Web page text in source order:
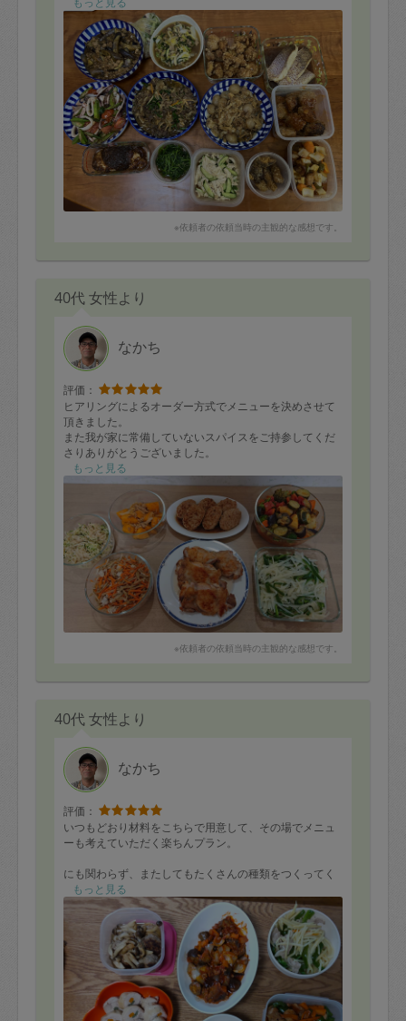
※依頼者の依頼当時の主観的な感想です。
40代 女性より
なかち
評価：
ヒアリングによるオーダー方式でメニューを決めさせて
頂きました。
また我が家に常備していないスパイスをご持参してくだ
さりありがとうございました。
どれもとても美味しいです。またよろしくお願いいたし
ます。
もっと見る
※依頼者の依頼当時の主観的な感想です。
40代 女性より
なかち
評価：
いつもどおり材料をこちらで用意して、その場でメニュ
ーも考えていただく楽ちんプラン。
にも関わらず、またしてもたくさんの種類をつくってく
れました。
味付けは我が家にぴったりの、濃すぎず、薄すぎず。
2歳になる息子もどれも喜んで食べています。
後片付けもきれいで助かっています。
もっと見る